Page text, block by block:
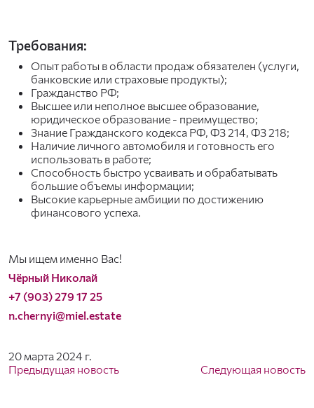
Требования:
Опыт работы в области продаж обязателен (услуги,
банковские или страховые продукты);
Гражданство РФ;
Высшее или неполное высшее образование,
юридическое образование - преимущество;
Знание Гражданского кодекса РФ, ФЗ 214, ФЗ 218;
Наличие личного автомобиля и готовность его
использовать в работе;
Способность быстро усваивать и обрабатывать
большие объемы информации;
Высокие карьерные амбиции по достижению
финансового успеха.
Мы ищем именно Вас!
Чёрный Николай
+7 (903) 279 17 25
n.chernyi@miel.estate
20 марта 2024 г.
Предыдущая новость
Следующая новость